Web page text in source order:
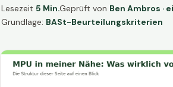
Lesezeit 5 Min.Geprüft von Ben Ambros ·
Grundlage: BASt-Beurteilungskriterien